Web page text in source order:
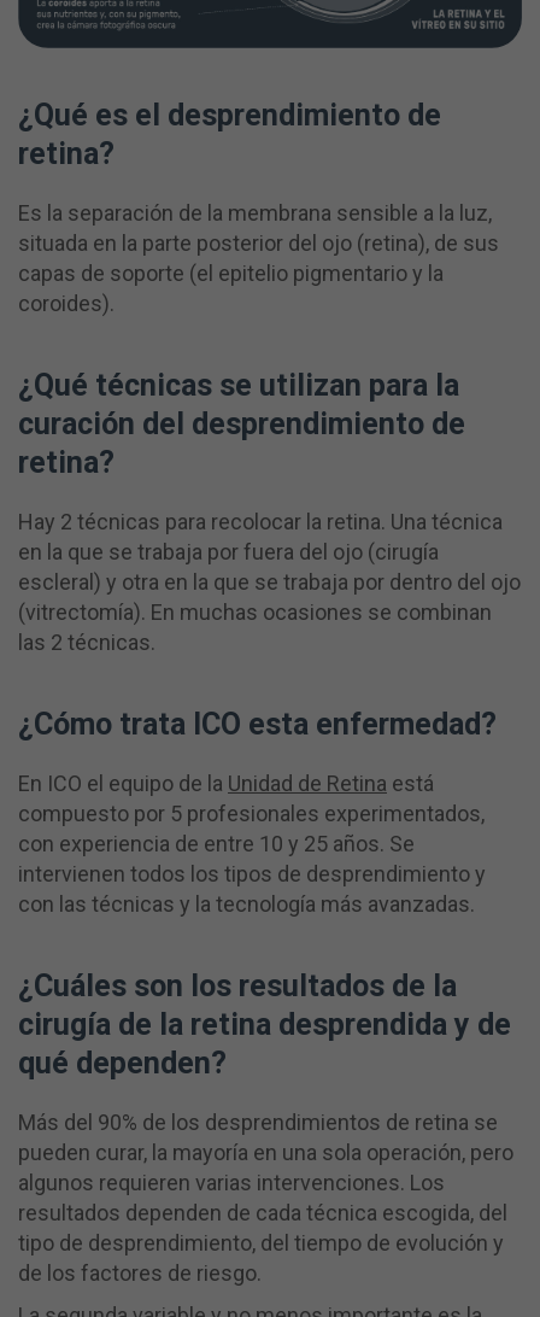
¿Qué es el desprendimiento de
retina?
Es la separación de la membrana sensible a la luz,
situada en la parte posterior del ojo (retina), de sus
capas de soporte (el epitelio pigmentario y la
coroides).
¿Qué técnicas se utilizan para la
curación del desprendimiento de
retina?
Hay 2 técnicas para recolocar la retina. Una técnica
en la que se trabaja por fuera del ojo (cirugía
escleral) y otra en la que se trabaja por dentro del ojo
(vitrectomía). En muchas ocasiones se combinan
las 2 técnicas.
¿Cómo trata ICO esta enfermedad?
En ICO el equipo de la Unidad de Retina está
compuesto por 5 profesionales experimentados,
con experiencia de entre 10 y 25 años. Se
intervienen todos los tipos de desprendimiento y
con las técnicas y la tecnología más avanzadas.
¿Cuáles son los resultados de la
cirugía de la retina desprendida y de
qué dependen?
Más del 90% de los desprendimientos de retina se
pueden curar, la mayoría en una sola operación, pero
algunos requieren varias intervenciones. Los
resultados dependen de cada técnica escogida, del
tipo de desprendimiento, del tiempo de evolución y
de los factores de riesgo.